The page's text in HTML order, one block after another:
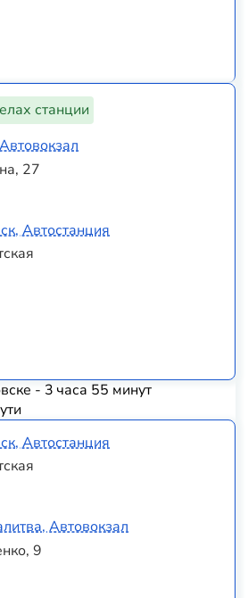
станции
27
Автостанция
- 3 часа 55 минут
Автостанция
Автовокзал
9